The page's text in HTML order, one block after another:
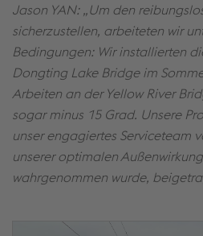
Jason YAN: „Um den
sicherzustellen, arbeiteten wir
Bedingungen: Wir installierten
Dongting Lake Bridge im
Arbeiten an der Yellow River
sogar minus 15 Grad. Unsere
unser engagiertes Serviceteam
unserer optimalen
wahrgenommen wurde,